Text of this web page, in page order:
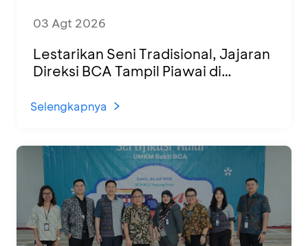
03 Agt 2026
Lestarikan Seni Tradisional, Jajaran
Direksi BCA Tampil Piawai di
Selengkapnya